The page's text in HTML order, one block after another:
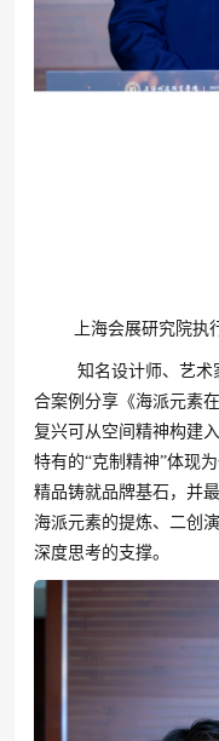
上海会展研究院
知名设计师、艺术
合案例分享《海派元素
复兴可从空间精神构建
特有的“克制精神”体现
精品铸就品牌基石，并
海派元素的提炼、二创
深度思考的支撑。